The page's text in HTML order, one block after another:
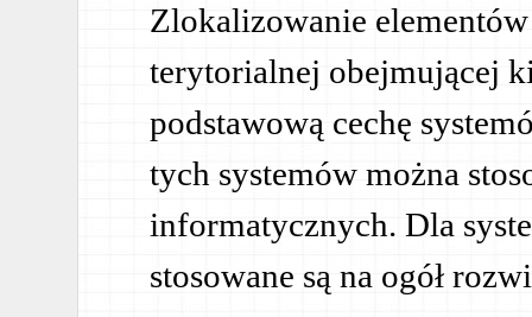
Zlokalizowanie
terytorialnej obejmującej
podstawową cechę
tych systemów można
informatycznych. Dla
stosowane są na ogół